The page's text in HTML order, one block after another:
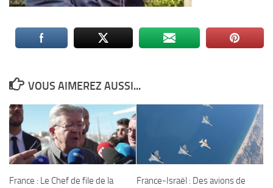
VOUS AIMEREZ AUSSI...
France : Le Chef de file de la
France-Israël : Des avions de